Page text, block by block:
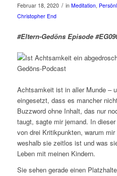
Februar 18, 2020 / in Meditation,
Christopher End
#Eltern-Gedöns Episode
Achtsamkeit ist in aller Munde –
eingesetzt, dass es mancher
Buzzword ohne Inhalt, das nur
taugt, sagte mir jemand. In
von drei Kritikpunkten, warum
weshalb sie zeitlos ist und was
Leben mit meinen Kindern.
Sie sehen gerade einen